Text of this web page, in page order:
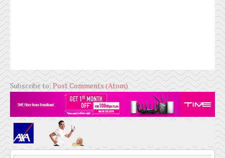
Subscribe to:Post Comments (Atom)